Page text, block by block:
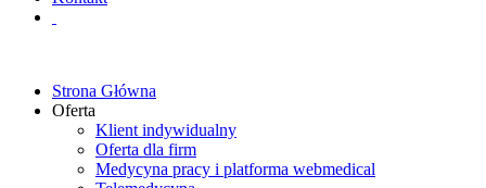
Strona Główna
Oferta
Klient indywidualny
Oferta dla firm
Medycyna pracy i platforma webmedical